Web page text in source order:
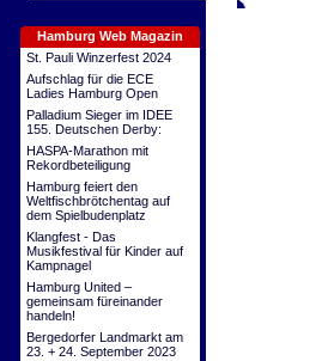
Hamburg Web Magazin
St. Pauli Winzerfest 2024
Aufschlag für die ECE
Ladies Hamburg Open
Palladium Sieger im IDEE
155. Deutschen Derby:
HASPA-Marathon mit
Rekordbeteiligung
Hamburg feiert den
Weltfischbrötchentag auf
dem Spielbudenplatz
Klangfest - Das
Musikfestival für Kinder auf
Kampnagel
Hamburg United –
gemeinsam füreinander
handeln!
Bergedorfer Landmarkt am
23. + 24. September 2023